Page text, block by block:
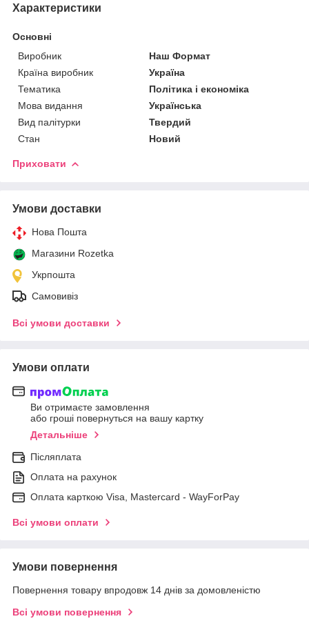
Характеристики
Основні
Виробник
Наш Формат
Країна виробник
Україна
Тематика
Політика і економіка
Мова видання
Українська
Вид палітурки
Твердий
Стан
Новий
Приховати
Умови доставки
Нова Пошта
Магазини Rozetka
Укрпошта
Самовивіз
Всі умови доставки
Умови оплати
Ви отримаєте замовлення
або гроші повернуться на вашу картку
Детальніше
Післяплата
Оплата на рахунок
Оплата карткою Visa, Mastercard - WayForPay
Всі умови оплати
Умови повернення
Повернення товару впродовж 14 днів за домовленістю
Всі умови повернення